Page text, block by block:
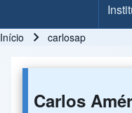
Main Menu
Trilha de
Início carlosap
Carlos